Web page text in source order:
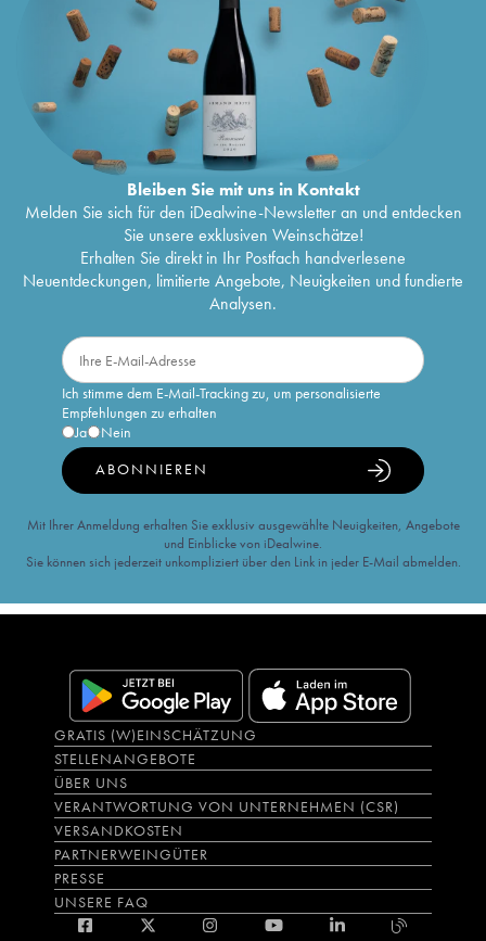
Bleiben Sie mit uns in Kontakt
Melden Sie sich für den iDealwine-Newsletter an und entdecken
Sie unsere exklusiven Weinschätze!
Erhalten Sie direkt in Ihr Postfach handverlesene
Neuentdeckungen, limitierte Angebote, Neuigkeiten und fundierte
Analysen.
Ich stimme dem E-Mail-Tracking zu, um personalisierte
Empfehlungen zu erhalten
Ja
Nein
ABONNIEREN
Mit Ihrer Anmeldung erhalten Sie exklusiv ausgewählte Neuigkeiten, Angebote
und Einblicke von iDealwine.
Sie können sich jederzeit unkompliziert über den Link in jeder E-Mail abmelden.
GRATIS (W)EINSCHÄTZUNG
STELLENANGEBOTE
ÜBER UNS
VERANTWORTUNG VON UNTERNEHMEN (CSR)
VERSANDKOSTEN
PARTNERWEINGÜTER
PRESSE
UNSERE FAQ